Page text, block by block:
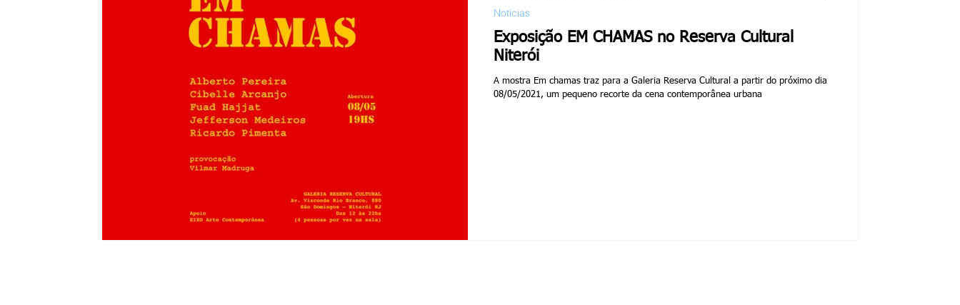
Exposição EM CHAMAS no Reserva Cultural
Niterói
A mostra Em chamas traz para a Galeria Reserva Cultural a partir do próximo dia
08/05/2021, um pequeno recorte da cena contemporânea urbana
Notícias